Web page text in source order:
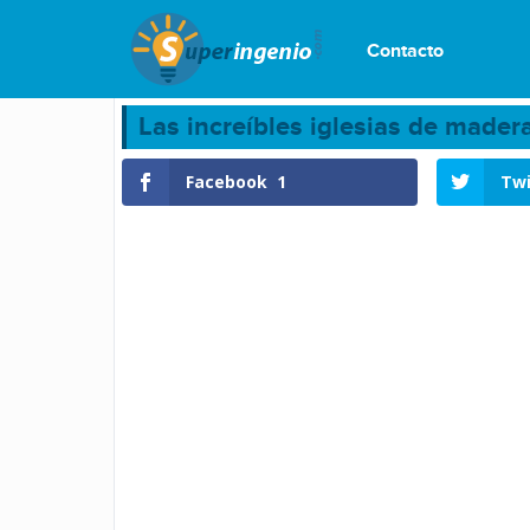
Contacto
Las increíbles iglesias de
Facebook 1